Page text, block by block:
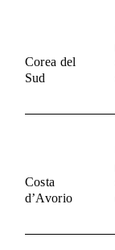
Corea del
Sud
Costa
d’Avorio